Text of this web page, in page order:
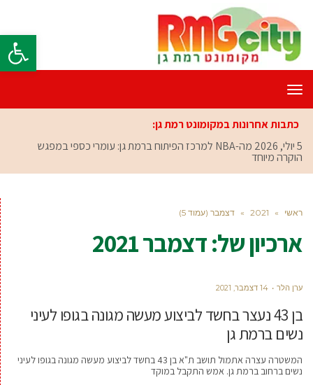
פתח
תפריט
כתבות אחרונות במקומונט רמת גן:
5 יולי, 2026
מה-NBA למרכז הפיתוח ברמת גן: עומרי כספי במפגש
הוקרה מיוחד
ראשי »
2021
» דצמבר (עמוד 5)
ארכיון של:דצמבר 2021
ערן הלר 14 דצמבר, 2021
בן 43 נעצר בחשד לביצוע מעשה מגונה בגופו לעיני
נשים ברמת גן
המשטרה עצרה אתמול תושב ת"א בן 43 בחשד לביצוע מעשה מגונה בגופו לעיני
נשים ברחוב ברמת גן. אמש התקבל במוקד